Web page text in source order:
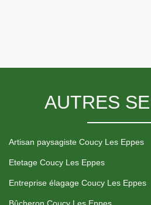
AUTRES
Artisan paysagiste Coucy Les Eppes
Etetage Coucy Les Eppes
Entreprise élagage Coucy Les Eppes